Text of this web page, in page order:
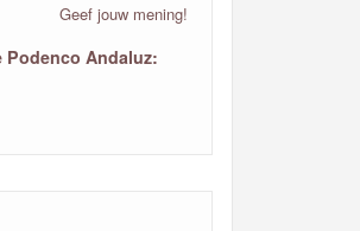
Geef jouw mening!
Podenco Andaluz: